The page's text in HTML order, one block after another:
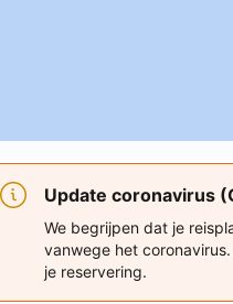
Update coronavirus
We begrijpen dat je
vanwege het
je reservering.